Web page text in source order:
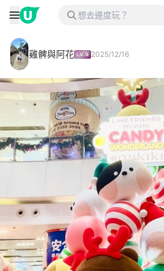
雞髀與阿花 2025/12/16